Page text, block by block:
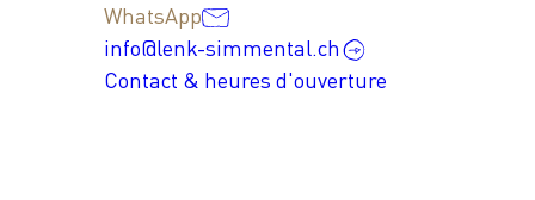
WhatsApp
info@lenk-simmental.ch
Contact & heures d'ouverture